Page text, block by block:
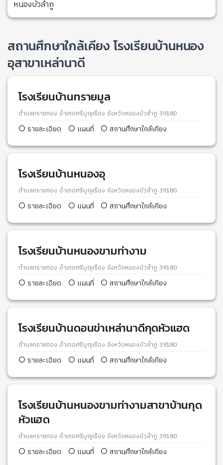
หนองบัวลำภู
สถานศึกษาใกล้เคียง โรงเรียนบ้านหนอง
อุสาขาเหล่านาดี
โรงเรียนบ้านทรายมูล
ตำบลทรายทอง อำเภอศรีบุญเรือง จังหวัดหนองบัวลำภู 39180
รายละเอียด แผนที่ สถานศึกษาใกล้เคียง
โรงเรียนบ้านหนองอุ
ตำบลทรายทอง อำเภอศรีบุญเรือง จังหวัดหนองบัวลำภู 39180
รายละเอียด แผนที่ สถานศึกษาใกล้เคียง
โรงเรียนบ้านหนองขามท่างาม
ตำบลทรายทอง อำเภอศรีบุญเรือง จังหวัดหนองบัวลำภู 39180
รายละเอียด แผนที่ สถานศึกษาใกล้เคียง
โรงเรียนบ้านดอนข่าเหล่านาดีกุดหัวแฮด
ตำบลทรายทอง อำเภอศรีบุญเรือง จังหวัดหนองบัวลำภู 39180
รายละเอียด แผนที่ สถานศึกษาใกล้เคียง
โรงเรียนบ้านหนองขามท่างามสาขาบ้านกุด
หัวแฮด
ตำบลทรายทอง อำเภอศรีบุญเรือง จังหวัดหนองบัวลำภู 39180
รายละเอียด แผนที่ สถานศึกษาใกล้เคียง